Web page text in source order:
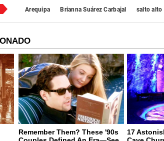
Arequipa Brianna Suárez Carbajal salto alto